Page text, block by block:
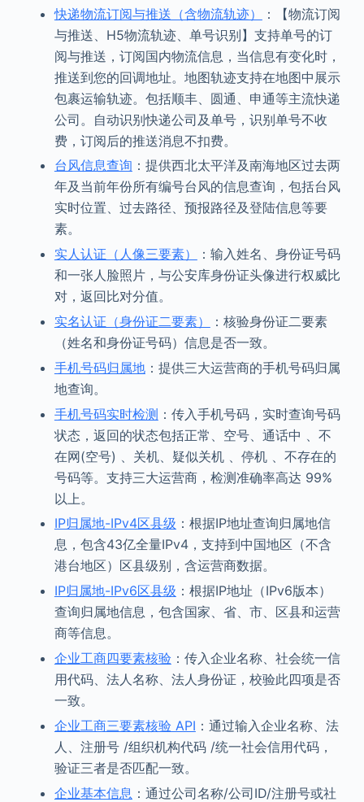
快递物流订阅与推送（含物流轨迹）
：【物流订阅
与推送、H5物流轨迹、单号识别】支持单号的订
阅与推送，订阅国内物流信息，当信息有变化时，
推送到您的回调地址。地图轨迹支持在地图中展示
包裹运输轨迹。包括顺丰、圆通、申通等主流快递
公司。自动识别快递公司及单号，识别单号不收
费，订阅后的推送消息不扣费。
台风信息查询 ：提供西北太平洋及南海地区过去两
年及当前年份所有编号台风的信息查询，包括台风
实时位置、过去路径、预报路径及登陆信息等要
素。
实人认证（人像三要素）
：输入姓名、身份证号码
和一张人脸照片，与公安库身份证头像进行权威比
对，返回比对分值。
实名认证（身份证二要素）
：核验身份证二要素
（姓名和身份证号码）信息是否一致。
手机号码归属地：提供三大运营商的手机号码归属
地查询。
手机号码实时检测 ：传入手机号码，实时查询号码
状态，返回的状态包括正常、空号、通话中 、不
在网(空号) 、关机、疑似关机 、停机 、不存在的
号码等。支持三大运营商，检测准确率高达 99%
以上。
IP归属地-IPv4区县级 ：根据IP地址查询归属地信
息，包含43亿全量IPv4，支持到中国地区（不含
港台地区）区县级别，含运营商数据。
IP归属地-IPv6区县级 ：根据IP地址（IPv6版本）
查询归属地信息，包含国家、省、市、区县和运营
商等信息。
企业工商四要素核验：传入企业名称、社会统一信
用代码、法人名称、法人身份证，校验此四项是否
一致。
企业工商三要素核验 API ：通过输入企业名称、法
人、注册号 /组织机构代码 /统一社会信用代码，
验证三者是否匹配一致。
企业基本信息 ：通过公司名称/公司ID/注册号或社